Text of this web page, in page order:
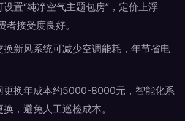
置“纯净空气主题包房”，定价上浮
者接受度良好。
换新风系统可减少空调能耗，年节省电
更换年成本约5000-8000元，智能化系
，避免人工巡检成本。